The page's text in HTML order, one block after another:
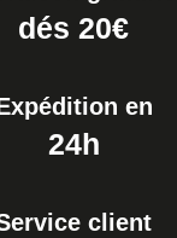
dés 20€
en
24h
client